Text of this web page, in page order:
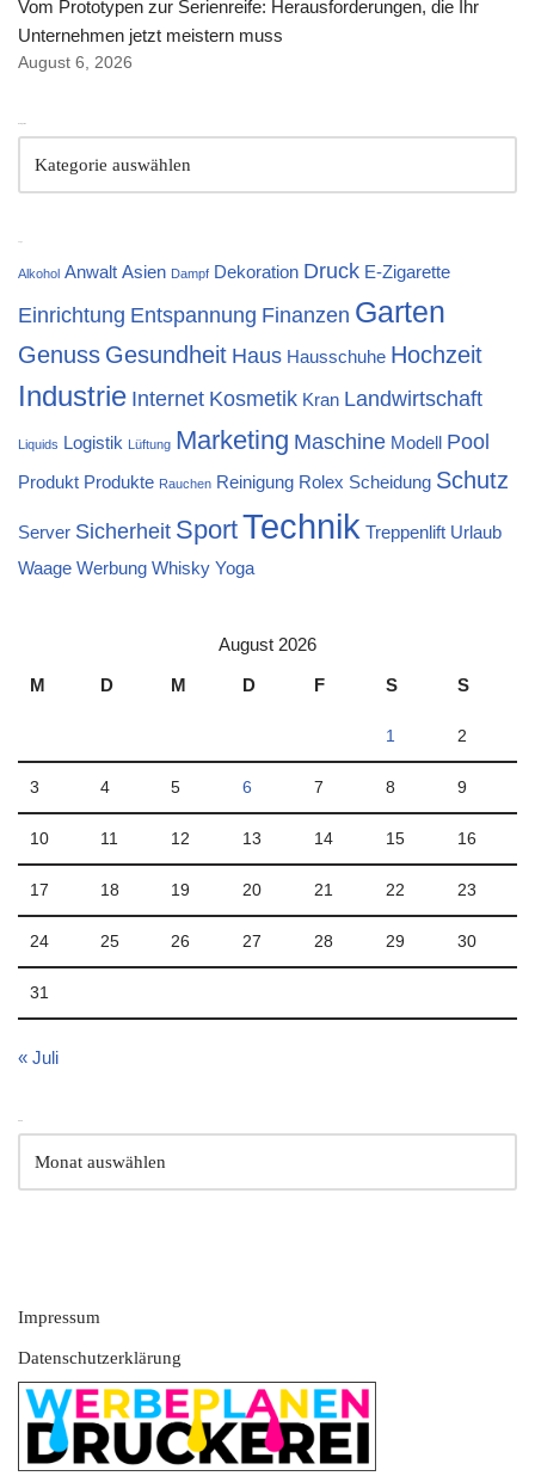
Vom Prototypen zur Serienreife: Herausforderungen, die Ihr
Unternehmen jetzt meistern muss
August 6, 2026
Alkohol Anwalt Asien Dampf Dekoration Druck E-Zigarette
Einrichtung Entspannung Finanzen Garten
Genuss Gesundheit Haus Hausschuhe Hochzeit
Industrie Internet Kosmetik Kran Landwirtschaft
Liquids Logistik Lüftung Marketing Maschine Modell Pool
Produkt Produkte Rauchen Reinigung Rolex Scheidung Schutz
Server Sicherheit SportTechnik Treppenlift Urlaub
Waage Werbung Whisky Yoga
August 2026
M
D M D F S S
1 2
3 4 5 6 7 8 9
10 11 12 13 14 15 16
17 18 19 20 21 22 23
24 25 26 27 28 29 30
31
« Juli
Impressum
Datenschutzerklärung